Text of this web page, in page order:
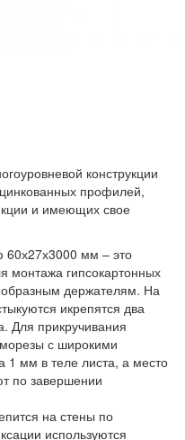
конструкции
профилей,
и имеющих свое
60х27х3000 мм – это
монтажа гипсокартонных
держателям. На
икрепятся два
Для прикручивания
с широкими
1 мм в теле листа, а место
по завершении
на стены по
используются